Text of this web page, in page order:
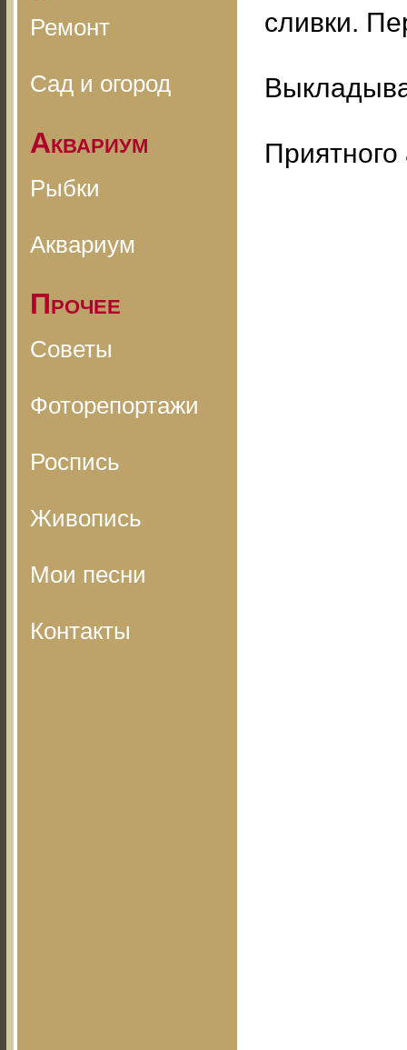
Ремонт
Сад и огород
Аквариум
Рыбки
Аквариум
Прочее
Советы
Фоторепортажи
Роспись
Живопись
Мои песни
Контакты
сливки.
Приятного